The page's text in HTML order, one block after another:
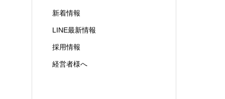
新着情報
LINE最新情報
採用情報
経営者様へ